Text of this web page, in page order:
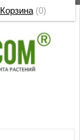
Корзина(0)